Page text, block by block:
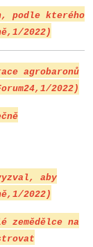
podle kterého
2022)
agrobaronů
2022)
aby
2022)
zemědělce na